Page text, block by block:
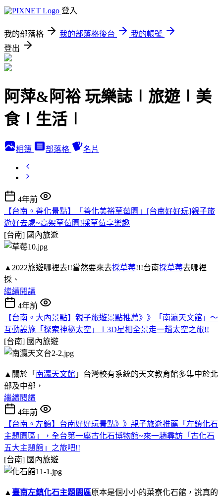
登入
我的部落格 我的部落格後台
我的帳號
登出
阿萍&阿裕 玩樂誌∣旅遊∣美
食∣生活∣
相簿 部落格 名片
4年前
【台南。善化景點】「善化美裕草莓園」[台南好好玩]親子旅
遊好去處~高架草莓園!採草莓享樂趣
[台南] 國內旅遊
▲2022旅遊哪裡去!!當然要來去採草莓!!!台南採草莓去哪裡
採、
繼續閱讀
4年前
【台南。大內景點】親子旅遊景點推薦》》「南瀛天文館」～
互動設施「探索神秘太空」∣3D星相全景走一趟太空之旅!!
[台南] 國內旅遊
▲關於「 南瀛天文館 」台灣較有系統的天文教育館多集中於北
部及中部，
繼續閱讀
4年前
【台南。左鎮】台南好好玩景點》》親子旅遊推薦「左鎮化石
主題園區」，全台第一座古化石博物館~來一趟尋訪「古化石
五大主題館」之旅吧!!
[台南] 國內旅遊
▲ 臺南左鎮化石主題園區原本是個小小的菜寮化石館，說真的